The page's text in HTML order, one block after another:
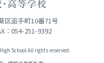
区追手町10番71号
：054-251-9392
School All rights reserved.